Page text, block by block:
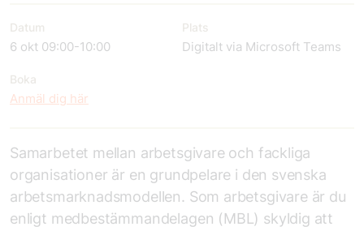
Datum
6 okt 09:00-10:00
Boka
Anmäl dig här
Plats
Digitalt via Microsoft Teams
Samarbetet mellan arbetsgivare och fackliga
organisationer är en grundpelare i den svenska
arbetsmarknadsmodellen. Som arbetsgivare är du
enligt medbestämmandelagen (MBL) skyldig att